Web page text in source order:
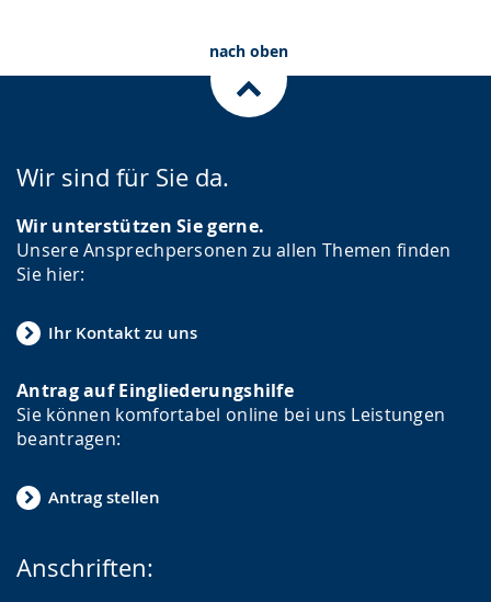
nach oben
Wir sind für Sie da.
Wir unterstützen Sie gerne.
Unsere Ansprechpersonen zu allen Themen finden
Sie hier:
Ihr Kontakt zu uns
Antrag auf Eingliederungshilfe
Sie können komfortabel online bei uns Leistungen
beantragen:
Antrag stellen
Anschriften: